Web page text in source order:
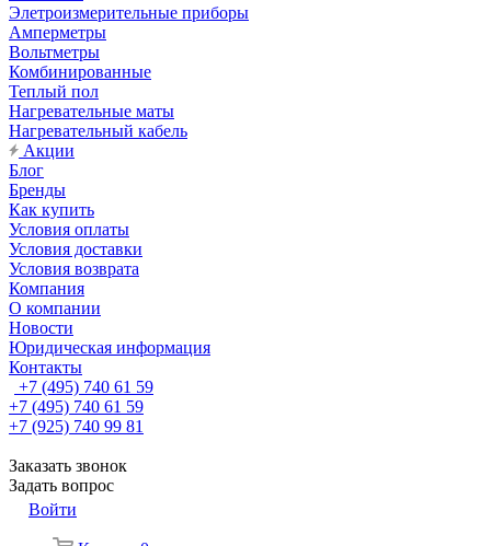
Элетроизмерительные приборы
Амперметры
Вольтметры
Комбинированные
Теплый пол
Нагревательные маты
Нагревательный кабель
Акции
Блог
Бренды
Как купить
Условия оплаты
Условия доставки
Условия возврата
Компания
О компании
Новости
Юридическая информация
Контакты
+7 (495) 740 61 59
+7 (495) 740 61 59
+7 (925) 740 99 81
Заказать звонок
Задать вопрос
Войти